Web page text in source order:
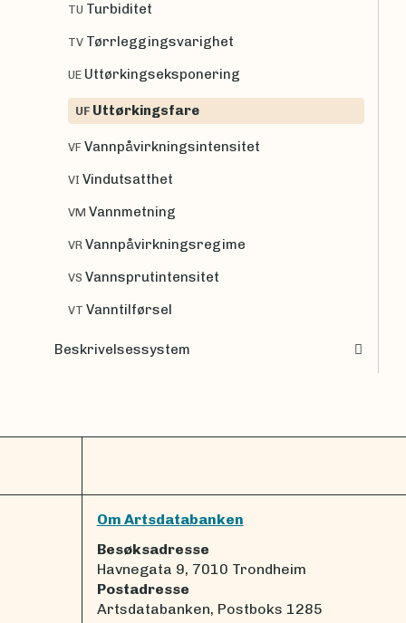
TU Turbiditet
TV Tørrleggingsvarighet
UE Uttørkingseksponering
UF Uttørkingsfare
VF Vannpåvirkningsintensitet
VI Vindutsatthet
VM Vannmetning
VR Vannpåvirkningsregime
VS Vannsprutintensitet
VT Vanntilførsel
Beskrivelsessystem
Om Artsdatabanken
Besøksadresse
Havnegata 9, 7010 Trondheim
Postadresse
Artsdatabanken, Postboks 1285